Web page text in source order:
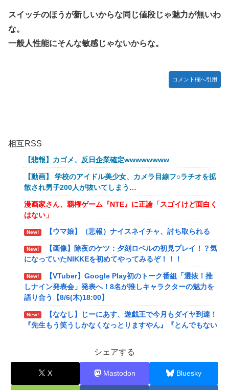
スイッチのほうが新しいからな同じ値段じゃ魅力が無いわ
な。
一般人性能にそんな敏感じゃないからな。
コメント欄へ引用
相互RSS
【悲報】カゴメ、反日企業確定wwwwwwww
【動画】 学校のアイドル美少女、カメラ目線フ○ラチオを拡
散され男子200人が抜いてしまう…
漫画家さん、覇権ゲーム『NTE』に正論「スゴイけど面白く
はない」
New! 【ウマ娘】（悲報）ナイスネイチャ、討ち取られる
New!
【画像】除夜のケツ：夕刻ロベルの初見プレイ！？気
になっていたNIKKEを初めてやってみるぞ！！！
New!
【VTuber】Google Play初のトーク番組「選抜！推
しナイン発表会」発表へ！8名が推しキャラクターの魅力を
語り合う【8/6(木)18:00】
New!
【ななし】じーにあす、遊戯王で今月もダイヤ到達！
『先生もう笑うしかなくなっとりますやん』『とんでもない
メディア「Switch2版『モンハンワイルズ』はDLSS
込みで最大1440p動作」
【艦これ】E4とE5はどっちの方が難しい？ E5甲はウ
シェアする
X Mastodon Bluesky